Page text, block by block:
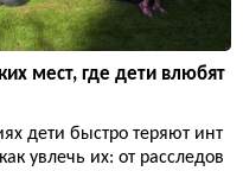
мест, где дети влюбят
дети быстро теряют инт
увлечь их: от расследов